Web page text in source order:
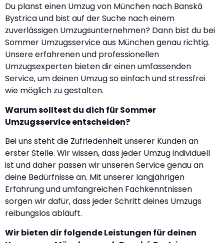
Du planst einen Umzug von München nach Banská
Bystrica und bist auf der Suche nach einem
zuverlässigen Umzugsunternehmen? Dann bist du bei
Sommer Umzugsservice aus München genau richtig.
Unsere erfahrenen und professionellen
Umzugsexperten bieten dir einen umfassenden
Service, um deinen Umzug so einfach und stressfrei
wie möglich zu gestalten.
Warum solltest du dich für Sommer
Umzugsservice entscheiden?
Bei uns steht die Zufriedenheit unserer Kunden an
erster Stelle. Wir wissen, dass jeder Umzug individuell
ist und daher passen wir unseren Service genau an
deine Bedürfnisse an. Mit unserer langjährigen
Erfahrung und umfangreichen Fachkenntnissen
sorgen wir dafür, dass jeder Schritt deines Umzugs
reibungslos abläuft.
Wir bieten dir folgende Leistungen für deinen